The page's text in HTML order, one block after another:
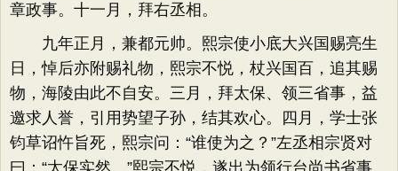
章政事。十一月，拜右丞相。
九年正月，兼都元帅。熙宗使小底大兴国赐亮生
日，悼后亦附赐礼物，熙宗不悦，杖兴国百，追其赐
物，海陵由此不自安。三月，拜太保、领三省事，益
邀求人誉，引用势望子孙，结其欢心。四月，学士张
钧草诏忤旨死，熙宗问：“谁使为之？”左丞相宗贤对
曰：“太保实然。”熙宗不悦，遂出为领行台尚书省事。